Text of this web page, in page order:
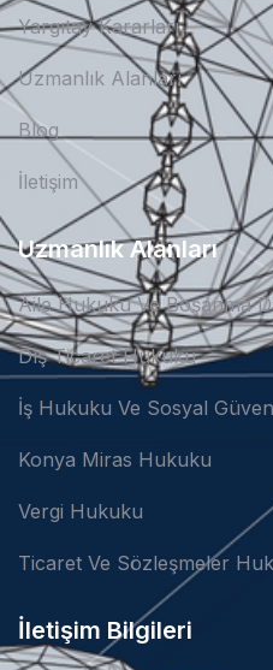
Yargıtay Kararları
Uzmanlık Alanları
Blog
İletişim
Uzmanlık Alanları
Aile Hukuku Ve Boşanma
Dış Ticaret Hukuku
İş Hukuku Ve Sosyal
Konya Miras Hukuku
Vergi Hukuku
Ticaret Ve Sözleşmeler
İletişim Bilgileri